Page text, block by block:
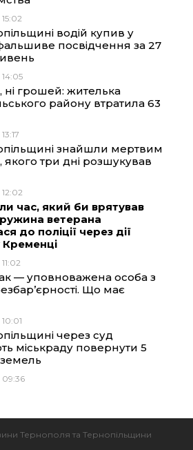
водій купив у
посвідчення за 27
ні грошей: жителька
району втратила 63
знайшли мертвим
якого три дні розшукував
час, який би врятував
ветерана
до поліції через дії
Кременці
— уповноважена особа з
Що має
через суд
міськраду повернути 5
земель
09:36
Тернополя та Тернопільщини